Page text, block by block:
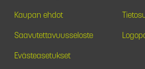
Kaupan ehdot
Saavutettavuusseloste
Evästeasetukset